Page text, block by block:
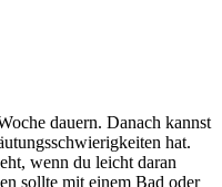
dauern. Danach kannst
hat.
wenn du leicht daran
sollte mit einem Bad oder